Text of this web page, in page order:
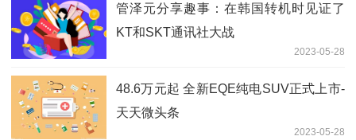
管泽元分享趣事：在韩国转机时见证了
KT和SKT通讯社大战
2023-05-28
48.6万元起 全新EQE纯电SUV正式上市-
天天微头条
2023-05-28